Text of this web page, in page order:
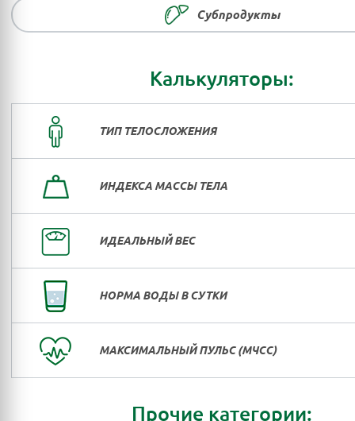
Субпродукты
Калькуляторы:
ТИП ТЕЛОСЛОЖЕНИЯ
ИНДЕКСА МАССЫ ТЕЛА
ИДЕАЛЬНЫЙ ВЕС
НОРМА ВОДЫ В СУТКИ
МАКСИМАЛЬНЫЙ ПУЛЬС (МЧСС)
Прочие категории: